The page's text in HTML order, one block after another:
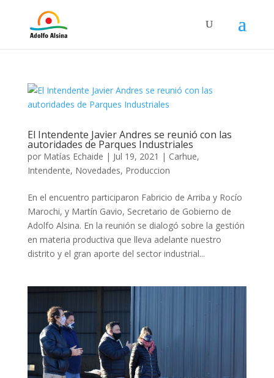
El Intendente Javier Andres se reunió con las
autoridades de Parques Industriales
por Matías Echaide | Jul 19, 2021 | Carhue,
Intendente, Novedades, Produccion
En el encuentro participaron Fabricio de Arriba y Rocío
Marochi, y Martín Gavio, Secretario de Gobierno de
Adolfo Alsina. En la reunión se dialogó sobre la gestión
en materia productiva que lleva adelante nuestro
distrito y el gran aporte del sector industrial...